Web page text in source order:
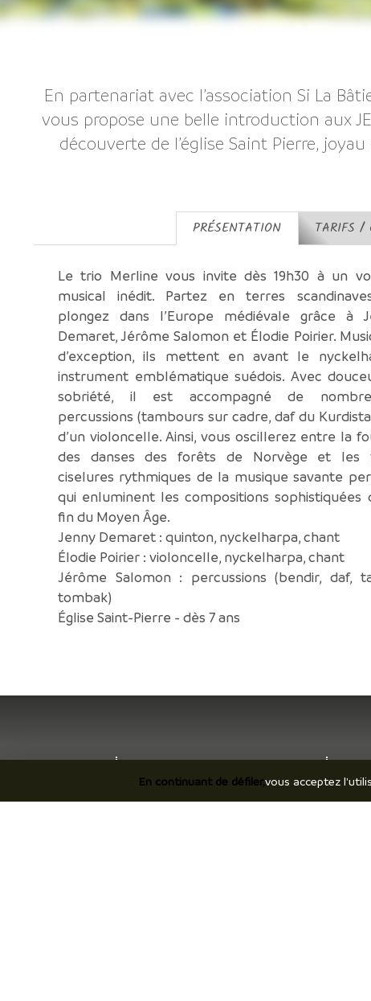
En partenariat avec l’association Si La
vous propose une belle introduction aux
découverte de l’église Saint Pierre,
PRÉSENTATION TARIFS /
Le trio Merline vous invite dès 19h30 à un
musical inédit. Partez en terres
plongez dans l’Europe médiévale grâce à
Demaret, Jérôme Salomon et Élodie Poirier.
d’exception, ils mettent en avant le
instrument emblématique suédois. Avec
sobriété, il est accompagné de
percussions (tambours sur cadre, daf du
d’un violoncelle. Ainsi, vous oscillerez entre la
des danses des forêts de Norvège et les
ciselures rythmiques de la musique savante
qui enluminent les compositions sophistiquées
fin du Moyen Âge.
Jenny Demaret : quinton, nyckelharpa, chant
Élodie Poirier : violoncelle, nyckelharpa, chant
Jérôme Salomon : percussions (bendir, daf,
tombak)
Église Saint-Pierre - dès 7 ans
Je découvre Je
En continuant de défiler,vous acceptez